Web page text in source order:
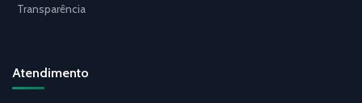
Transparência
Atendimento